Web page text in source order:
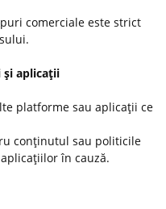
comerciale este strict
şi aplicaţii
platforme sau aplicaţii ce
conţinutul sau politicile
în cauză.